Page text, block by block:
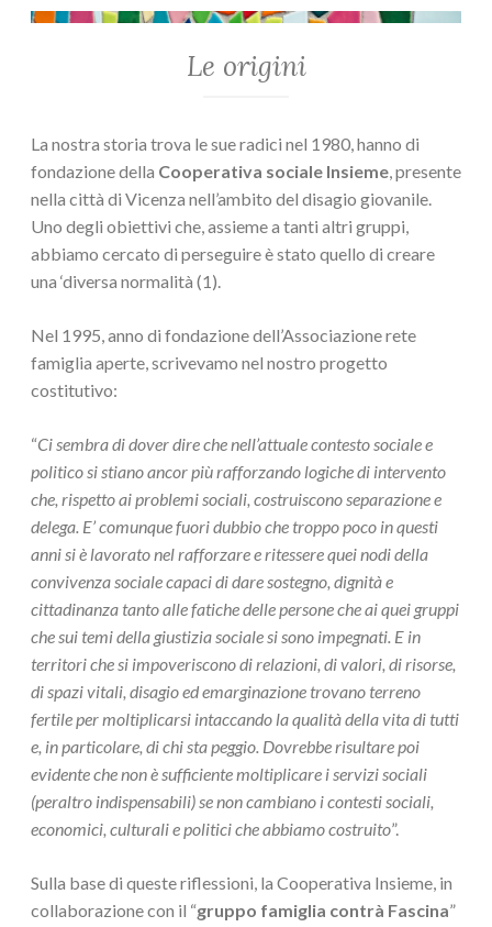
Le origini
La nostra storia trova le sue radici nel 1980, hanno di
fondazione della Cooperativa sociale Insieme , presente
nella città di Vicenza nell’ambito del disagio giovanile.
Uno degli obiettivi che, assieme a tanti altri gruppi,
abbiamo cercato di perseguire è stato quello di creare
una ‘diversa normalità (1).
Nel 1995, anno di fondazione dell’Associazione rete
famiglia aperte, scrivevamo nel nostro progetto
costitutivo:
“Ci sembra di dover dire che nell’attuale contesto sociale e
politico si stiano ancor più rafforzando logiche di intervento
che, rispetto ai problemi sociali, costruiscono separazione e
delega. E’ comunque fuori dubbio che troppo poco in questi
anni si è lavorato nel rafforzare e ritessere quei nodi della
convivenza sociale capaci di dare sostegno, dignità e
cittadinanza tanto alle fatiche delle persone che ai quei gruppi
che sui temi della giustizia sociale si sono impegnati. E in
territori che si impoveriscono di relazioni, di valori, di risorse,
di spazi vitali, disagio ed emarginazione trovano terreno
fertile per moltiplicarsi intaccando la qualità della vita di tutti
e, in particolare, di chi sta peggio. Dovrebbe risultare poi
evidente che non è sufficiente moltiplicare i servizi sociali
(peraltro indispensabili) se non cambiano i contesti sociali,
economici, culturali e politici che abbiamo costruito”.
Sulla base di queste riflessioni, la Cooperativa Insieme, in
collaborazione con il “gruppo famiglia contrà Fascina”